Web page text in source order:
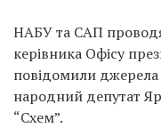
НАБУ та САП
керівника Офісу
повідомили джерела
народний депутат
“Схем”.